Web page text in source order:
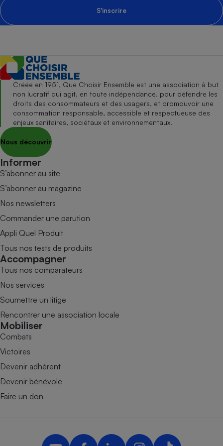
S'inscrire
Créée en 1951, Que Choisir Ensemble est une association à but
non lucratif qui agit, en toute indépendance, pour défendre les
droits des consommateurs et des usagers, et promouvoir une
consommation responsable, accessible et respectueuse des
enjeux sanitaires, sociétaux et environnementaux.
Nous découvrir
Informer
S’abonner au site
S’abonner au magazine
Nos newsletters
Commander une parution
Appli Quel Produit
Tous nos tests de produits
Accompagner
Tous nos comparateurs
Nos services
Soumettre un litige
Rencontrer une association locale
Mobiliser
Combats
Victoires
Devenir adhérent
Devenir bénévole
Faire un don